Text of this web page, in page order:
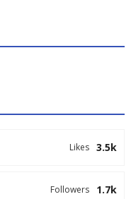
3.5k
Likes
1.7k
Followers